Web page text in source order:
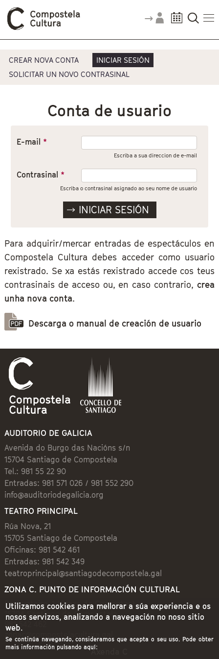
Pestanas principais
CREAR NOVA CONTA
INICIAR SESIÓN
SOLICITAR UN NOVO CONTRASINAL
Conta de usuario
E-mail *
Escriba a sua direccion de e-mail
Contrasinal *
Escriba o contrasinal asignado ao seu nome de usuario
Para adquirir/mercar entradas de espectáculos en
Compostela Cultura debes acceder como usuario
rexistrado. Se xa estás rexistrado accede cos teus
contrasinais de acceso ou, en caso contrario, crea
unha nova conta.
Descarga o manual de creación de usuario
AUDITORIO DE GALICIA
Avenida do Burgo das Nacións s/n
15704 Santiago de Compostela
Tel.: 981 55 22 90
Entradas: 981 571 026 / 981 552 290
info@auditoriodegalicia.org
TEATRO PRINCIPAL
Rúa Nova, 21
15705 Santiago de Compostela
Oficinas: 981 542 461
Entradas: 981 542 349
teatroprincipal@santiagodecompostela.gal
ZONA C. PUNTO DE INFORMACIÓN CULTURAL
Preguntoiro, 1 (Praza de Cervantes)
15704 Santiago de Compostela
981 542 462
zonac@compostelacultura.gal
Axenda C
Utilizamos cookies para mellorar a súa experiencia e os
nosos servizos, analizando a navegación no noso sitio
web.
Se continúa navegando, consideramos que acepta o seu uso. Pode obter
mais información pulsando aquí: